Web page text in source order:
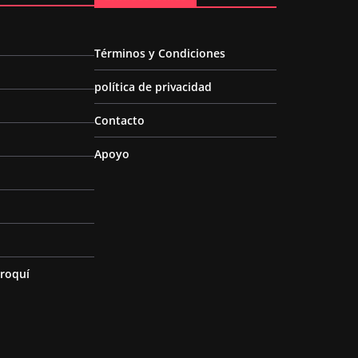
Términos y Condiciones
política de privacidad
Contacto
Apoyo